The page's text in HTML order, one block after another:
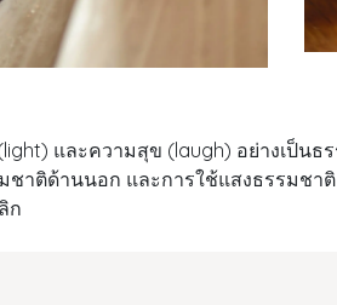
และความสุข (laugh) อย่างเป็นธ
าติด้านนอก และการใช้แสงธรรมช
ก